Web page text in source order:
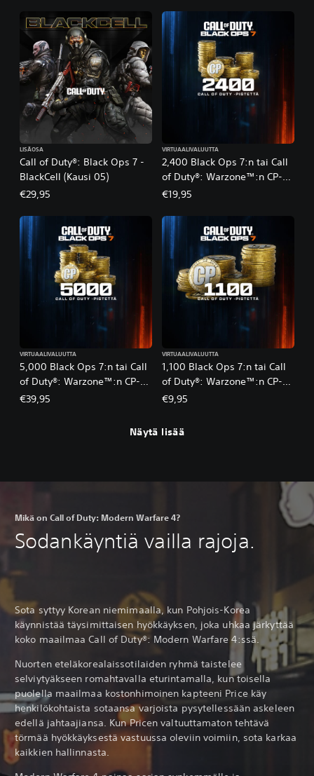
Call of Duty®: Black Ops 7 -
BlackCell (Kausi 05)
LISÄOSA
€29,95
2,400 Black Ops 7:n tai Call
of Duty®: Warzone™:n CP-
pisteet
VIRTUAALIVALUUTTA
€19,95
5,000 Black Ops 7:n tai Call
of Duty®: Warzone™:n CP-
pisteet
VIRTUAALIVALUUTTA
€39,95
1,100 Black Ops 7:n tai Call
of Duty®: Warzone™:n CP-
pisteet
VIRTUAALIVALUUTTA
€9,95
Näytä lisää
Mikä on Call of Duty: Modern Warfare 4?
Sodankäyntiä vailla rajoja.
Sota syttyy Korean niemimaalla, kun Pohjois-Korea
käynnistää täysimittaisen hyökkäyksen, joka uhkaa järkyttää
koko maailmaa Call of Duty®: Modern Warfare 4:ssä.
Nuorten eteläkorealaissotilaiden ryhmä taistelee
selviytyäkseen romahtavalla eturintamalla, kun toisella
puolella maailmaa kostonhimoinen kapteeni Price käy
henkilökohtaista sotaansa varjoista pysytellessään askeleen
edellä jahtaajiansa. Kun Pricen valtuuttamaton tehtävä
törmää hyökkäyksestä vastuussa oleviin voimiin, sota karkaa
kaikkien hallinnasta.